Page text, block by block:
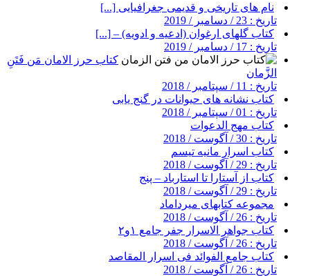
نام های تاریخی و قدیمی جغرافیایی [...]
تاریخ : 23 / دسامبر / 2019
کتاب گلهای ارغوان (ادعیه و ادویه) – [...]
تاریخ : 17 / دسامبر / 2019
کتاب حرز الامان مَن فَتَنِ
الزَّمان
تاریخ : 11 / سپتامبر / 2018
کتاب نشانه های حیوانات در گنج یابی
تاریخ : 01 / سپتامبر / 2018
کتاب مهج الدعوات
تاریخ : 30 / آگوست / 2018
کتاب اسرار مانیه تیسم
تاریخ : 29 / آگوست / 2018
کتاب از آستارا تا استارباد – پنج
تاریخ : 29 / آگوست / 2018
مجموعه کتابهای میرداماد
تاریخ : 26 / آگوست / 2018
کتاب جواهر الاسرار جفر جامع ۱و۲
تاریخ : 26 / آگوست / 2018
کتاب جامع الفوائد فی اسرار المقاصد
تاریخ : 26 / آگوست / 2018